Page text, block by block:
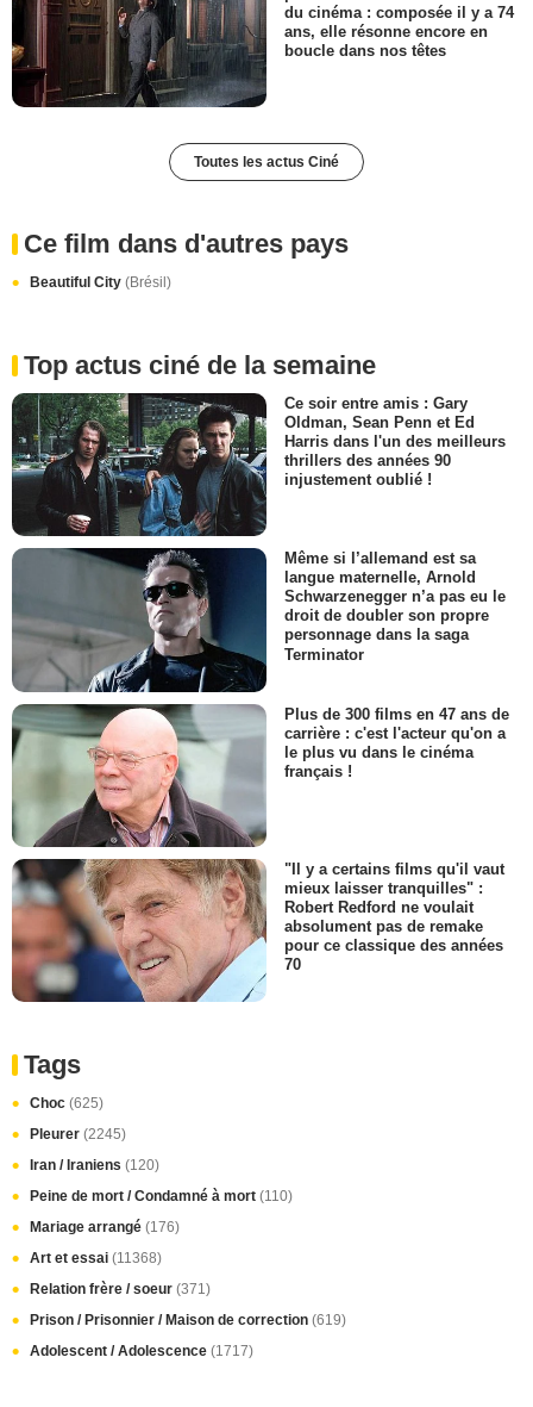
du cinéma : composée il y a 74
ans, elle résonne encore en
boucle dans nos têtes
Toutes les actus Ciné
Ce film dans d'autres pays
Beautiful City (Brésil)
Top actus ciné de la semaine
Ce soir entre amis : Gary
Oldman, Sean Penn et Ed
Harris dans l'un des meilleurs
thrillers des années 90
injustement oublié !
Même si l’allemand est sa
langue maternelle, Arnold
Schwarzenegger n’a pas eu le
droit de doubler son propre
personnage dans la saga
Terminator
Plus de 300 films en 47 ans de
carrière : c'est l'acteur qu'on a
le plus vu dans le cinéma
français !
"Il y a certains films qu'il vaut
mieux laisser tranquilles" :
Robert Redford ne voulait
absolument pas de remake
pour ce classique des années
70
Tags
Choc (625)
Pleurer (2245)
Iran / Iraniens (120)
Peine de mort / Condamné à mort (110)
Mariage arrangé (176)
Art et essai (11368)
Relation frère / soeur (371)
Prison / Prisonnier / Maison de correction (619)
Adolescent / Adolescence (1717)